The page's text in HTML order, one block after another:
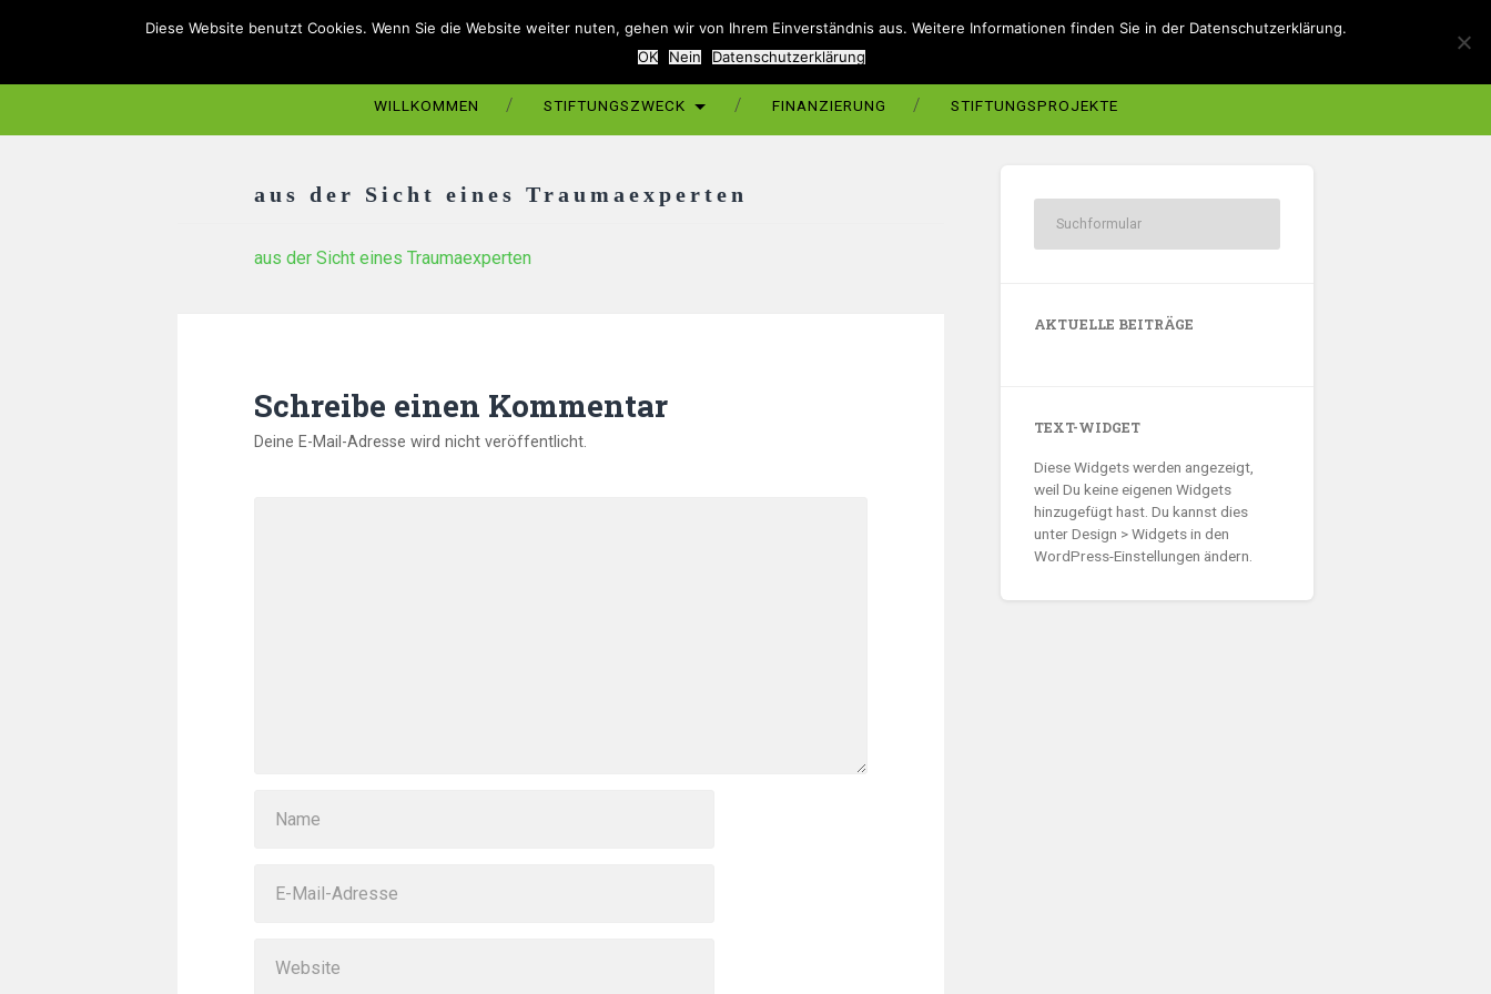
WILLKOMMEN STIFTUNGSZWECK FINANZIERUNG STIFTUNGSPROJEKTE
aus der Sicht eines Traumaexperten
aus der Sicht eines Traumaexperten
Schreibe einen Kommentar
Deine E-Mail-Adresse wird nicht veröffentlicht.
AKTUELLE BEITRÄGE
TEXT-WIDGET
Diese Widgets werden angezeigt,
weil Du keine eigenen Widgets
hinzugefügt hast. Du kannst dies
unter Design > Widgets in den
WordPress-Einstellungen ändern.
Diese Website benutzt Cookies. Wenn Sie die Website weiter nuten, gehen wir von Ihrem Einverständnis aus. Weitere Informationen finden Sie in der Datenschutzerklärung.
OK
Nein Datenschutzerklärung